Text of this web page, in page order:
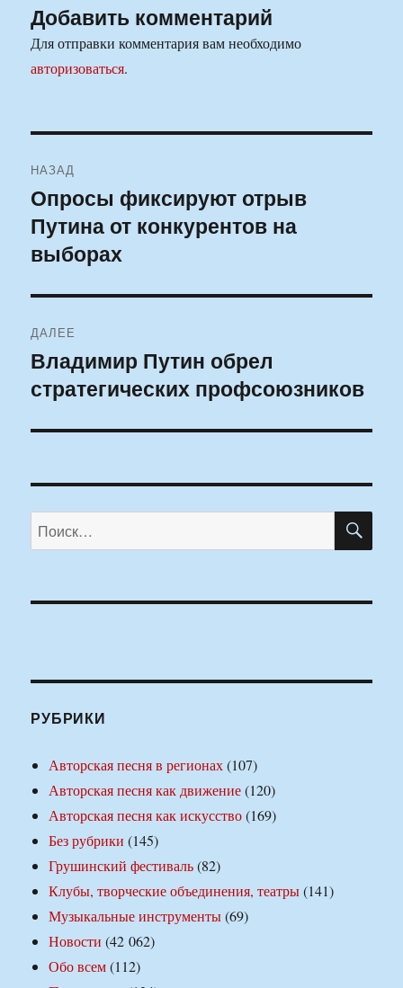
Добавить комментарий
Для отправки комментария вам необходимо
авторизоваться.
по
записям
НАЗАД
Предыдущая
запись:
Опросы фиксируют отрыв
Путина от конкурентов на
выборах
ДАЛЕЕ
Следующая
запись:
Владимир Путин обрел
стратегических профсоюзников
Искать:
РУБРИКИ
Авторская песня в регионах(107)
Авторская песня как движение(120)
Авторская песня как искусство(169)
Без рубрики (145)
Грушинский фестиваль(82)
Клубы, творческие объединения, театры(141)
Музыкальные инструменты(69)
Новости (42 062)
Обо всем(112)